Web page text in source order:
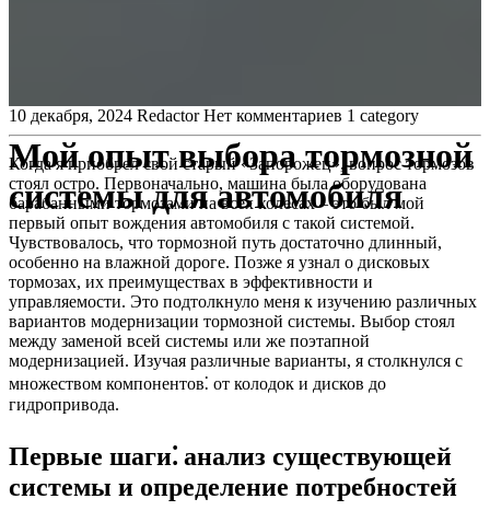
Мой опыт выбора тормозной
системы для автомобиля
10 декабря, 2024 Redactor Нет комментариев 1 category
Когда я приобрел свой старый «Запорожец», вопрос тормозов
стоял остро. Первоначально, машина была оборудована
барабанными тормозами на всех колесах – это был мой
первый опыт вождения автомобиля с такой системой.
Чувствовалось, что тормозной путь достаточно длинный,
особенно на влажной дороге. Позже я узнал о дисковых
тормозах, их преимуществах в эффективности и
управляемости. Это подтолкнуло меня к изучению различных
вариантов модернизации тормозной системы. Выбор стоял
между заменой всей системы или же поэтапной
модернизацией. Изучая различные варианты, я столкнулся с
множеством компонентов⁚ от колодок и дисков до
гидропривода.
Первые шаги⁚ анализ существующей
системы и определение потребностей